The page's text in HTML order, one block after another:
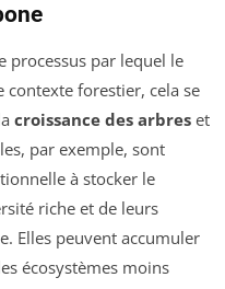
processus par lequel le
contexte forestier, cela se
croissance des arbres et
par exemple, sont
à stocker le
riche et de leurs
Elles peuvent accumuler
écosystèmes moins